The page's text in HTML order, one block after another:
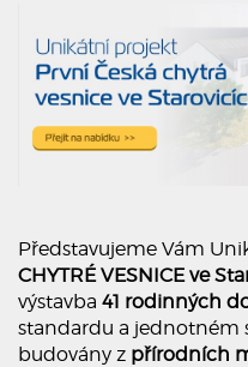
Představujeme Vám
CHYTRÉ VESNICE ve
výstavba 41 rodinných
standardu a jednotném
budovány z přírodních